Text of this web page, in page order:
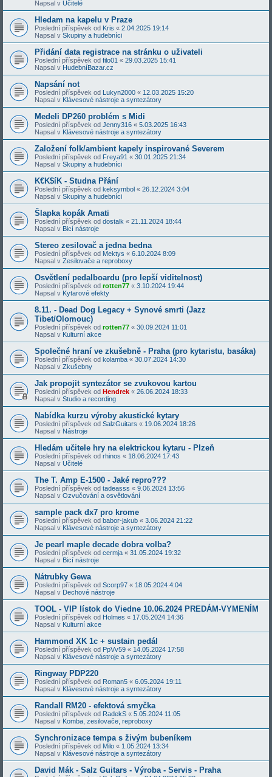
Napsal v Učitelé
Hledam na kapelu v Praze
Poslední příspěvek od Kris « 2.04.2025 19:14
Napsal v Skupiny a hudebníci
Přidání data registrace na stránku o uživateli
Poslední příspěvek od filo01 « 29.03.2025 15:41
Napsal v HudebníBazar.cz
Napsání not
Poslední příspěvek od Lukyn2000 « 12.03.2025 15:20
Napsal v Klávesové nástroje a syntezátory
Medeli DP260 problém s Midi
Poslední příspěvek od Jenny316 « 5.03.2025 16:43
Napsal v Klávesové nástroje a syntezátory
Založení folk/ambient kapely inspirované Severem
Poslední příspěvek od Freya91 « 30.01.2025 21:34
Napsal v Skupiny a hudebníci
K€K$íK - Studna Přání
Poslední příspěvek od keksymbol « 26.12.2024 3:04
Napsal v Skupiny a hudebníci
Šlapka kopák Amati
Poslední příspěvek od dostalk « 21.11.2024 18:44
Napsal v Bicí nástroje
Stereo zesilovač a jedna bedna
Poslední příspěvek od Mektys « 6.10.2024 8:09
Napsal v Zesilovače a reproboxy
Osvětlení pedalboardu (pro lepší viditelnost)
Poslední příspěvek od rotten77 « 3.10.2024 19:44
Napsal v Kytarové efekty
8.11. - Dead Dog Legacy + Synové smrti (Jazz
Tibet/Olomouc)
Poslední příspěvek od rotten77 « 30.09.2024 11:01
Napsal v Kulturní akce
Společné hraní ve zkušebně - Praha (pro kytaristu, basáka)
Poslední příspěvek od kolamba « 30.07.2024 14:30
Napsal v Zkušebny
Jak propojit syntezátor se zvukovou kartou
Poslední příspěvek od Hendrek « 26.06.2024 18:33
Napsal v Studio a recording
Nabídka kurzu výroby akustické kytary
Poslední příspěvek od SalzGuitars « 19.06.2024 18:26
Napsal v Nástroje
Hledám učitele hry na elektrickou kytaru - Plzeň
Poslední příspěvek od rhinos « 18.06.2024 17:43
Napsal v Učitelé
The T. Amp E-1500 - Jaké repro???
Poslední příspěvek od tadeasss « 9.06.2024 13:56
Napsal v Ozvučování a osvětlování
sample pack dx7 pro krome
Poslední příspěvek od babor-jakub « 3.06.2024 21:22
Napsal v Klávesové nástroje a syntezátory
Je pearl maple decade dobra volba?
Poslední příspěvek od cermja « 31.05.2024 19:32
Napsal v Bicí nástroje
Nátrubky Gewa
Poslední příspěvek od Scorp97 « 18.05.2024 4:04
Napsal v Dechové nástroje
TOOL - VIP lístok do Viedne 10.06.2024 PREDÁM-VYMENÍM
Poslední příspěvek od Holmes « 17.05.2024 14:36
Napsal v Kulturní akce
Hammond XK 1c + sustain pedál
Poslední příspěvek od PpVv59 « 14.05.2024 17:58
Napsal v Klávesové nástroje a syntezátory
Ringway PDP220
Poslední příspěvek od Roman5 « 6.05.2024 19:11
Napsal v Klávesové nástroje a syntezátory
Randall RM20 - efektová smyčka
Poslední příspěvek od RadekS « 5.05.2024 11:05
Napsal v Komba, zesilovače, reproboxy
Synchronizace tempa s živým bubeníkem
Poslední příspěvek od Milo « 1.05.2024 13:34
Napsal v Klávesové nástroje a syntezátory
David Mák - Salz Guitars - Výroba - Servis - Praha